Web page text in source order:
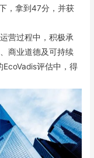
，拿到47分，并获
营过程中，积极承
商业道德及可持续
评估中，得